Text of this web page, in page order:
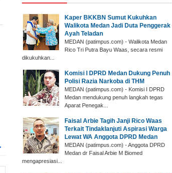
Kaper BKKBN Sumut Kukuhkan
Walikota Medan Jadi Duta Penggerak
Ayah Teladan
MEDAN (patimpus.com) - Walikota Medan
Rico Tri Putra Bayu Waas, secara resmi
dikukuhkan...
Komisi I DPRD Medan Dukung Penuh
Polisi Razia Narkoba di THM
MEDAN (patimpus.com) - Komisi I DPRD
Medan mendukung penuh langkah tegas
Aparat Penegak...
Faisal Arbie Tagih Janji Rico Waas
Terkait Tindaklanjuti Aspirasi Warga
Lewat WA Anggota DPRD Medan
MEDAN (patimpus.com) - Anggota DPRD
Medan dr Faisal Arbie M Biomed
mengapresiasi...